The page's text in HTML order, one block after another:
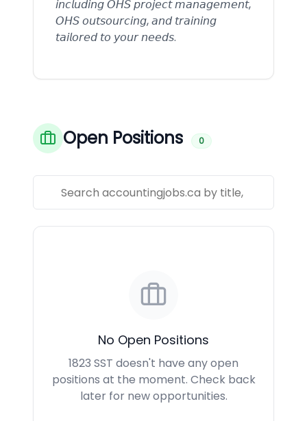
𝘪𝘯𝘤𝘭𝘶𝘥𝘪𝘯𝘨 𝘖𝘏𝘚 𝘱𝘳𝘰𝘫𝘦𝘤𝘵 𝘮𝘢𝘯𝘢𝘨𝘦𝘮𝘦𝘯𝘵,
𝘖𝘏𝘚 𝘰𝘶𝘵𝘴𝘰𝘶𝘳𝘤𝘪𝘯𝘨, 𝘢𝘯𝘥 𝘵𝘳𝘢𝘪𝘯𝘪𝘯𝘨
𝘵𝘢𝘪𝘭𝘰𝘳𝘦𝘥 𝘵𝘰 𝘺𝘰𝘶𝘳 𝘯𝘦𝘦𝘥𝘴.
Open Positions 0
No Open Positions
1823 SST doesn't have any open
positions at the moment. Check back
later for new opportunities.